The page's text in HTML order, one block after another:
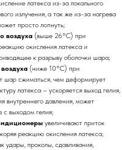
латекса из-за локального
излучения, а так же из-за нагрева
просто лопнуть;
воздуха (выше 26°C) при
окисления латекса и
к разрыву оболочки шара;
(ниже 10°C) при
шар сжиматься, чем деформирует
латекса – ускоряется выход гелия,
внутреннего давления, может
с выходом гелия;
увеличивают приток
реакцию окисления латекса;
удары, проколы, сдавливания,